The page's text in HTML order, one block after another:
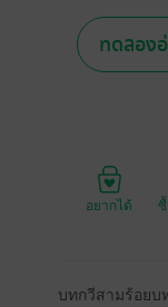
ทดลอง
อยากได้
บทกวีสามร้อยบ